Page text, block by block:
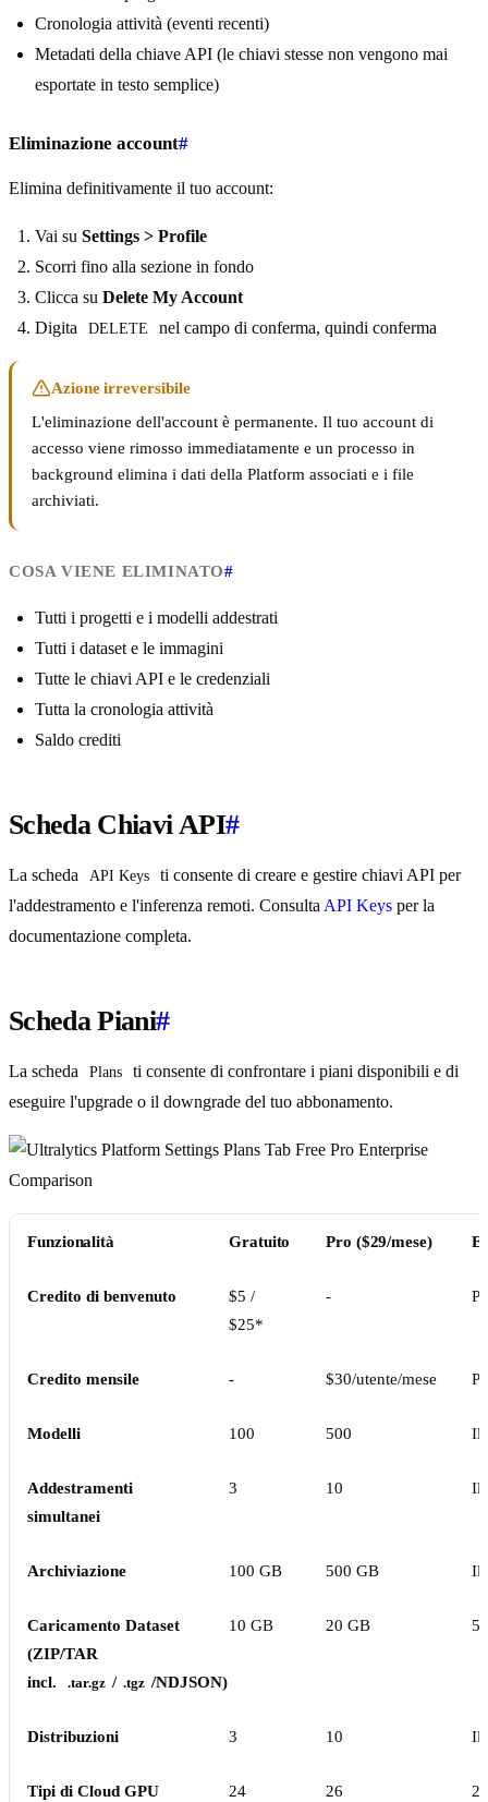
Cronologia attività (eventi recenti)
Metadati della chiave API (le chiavi stesse non vengono mai
esportate in testo semplice)
Eliminazione account#
Elimina definitivamente il tuo account:
Vai su Settings > Profile
Scorri fino alla sezione in fondo
Clicca su Delete My Account
Digita
DELETE nel campo di conferma, quindi conferma
Azione irreversibile
L'eliminazione dell'account è permanente. Il tuo account di
accesso viene rimosso immediatamente e un processo in
background elimina i dati della Platform associati e i file
archiviati.
COSA VIENE ELIMINATO#
Tutti i progetti e i modelli addestrati
Tutti i dataset e le immagini
Tutte le chiavi API e le credenziali
Tutta la cronologia attività
Saldo crediti
Scheda Chiavi API#
La scheda API Keys
ti consente di creare e gestire chiavi API per
l'addestramento e l'inferenza remoti. Consulta API Keys per la
documentazione completa.
Scheda Piani#
La scheda Plans
ti consente di confrontare i piani disponibili e di
eseguire l'upgrade o il downgrade del tuo abbonamento.
Funzionalità Gratuito Pro ($29/mese)
Credito di benvenuto
$5 /
$25*
-
Credito mensile - $30/utente/mese
Modelli 100 500
Addestramenti
simultanei
3 10
Archiviazione 100 GB 500 GB
Caricamento Dataset
(ZIP/TAR
incl.
.tar.gz / .tgz /NDJSON)
10 GB 20 GB
Distribuzioni 3 10
Tipi di Cloud GPU 24 26 26